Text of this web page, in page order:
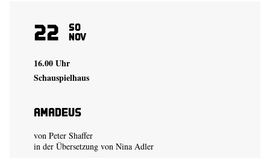
22 So
Nov
16.00 Uhr
Schauspielhaus
Amadeus
von Peter Shaffer
in der Übersetzung von Nina Adler